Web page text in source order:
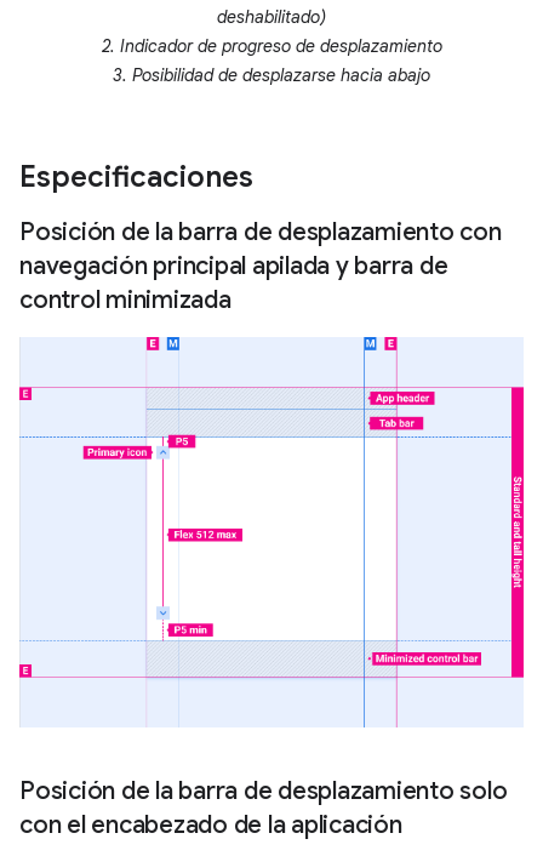
deshabilitado)
2. Indicador de progreso de desplazamiento
3. Posibilidad de desplazarse hacia abajo
Especificaciones
Posición de la barra de desplazamiento con
navegación principal apilada y barra de
control minimizada
Posición de la barra de desplazamiento solo
con el encabezado de la aplicación